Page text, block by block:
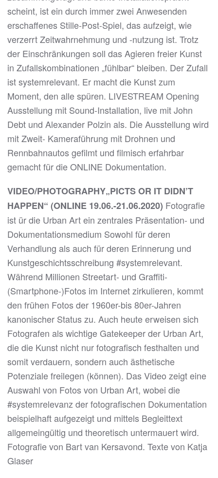
scheint, ist ein durch immer zwei Anwesenden
erschaffenes Stille-Post-Spiel, das aufzeigt, wie
verzerrt Zeitwahrnehmung und -nutzung ist. Trotz
der Einschränkungen soll das Agieren freier Kunst
in Zufallskombinationen „fühlbar“ bleiben. Der Zufall
ist systemrelevant. Er macht die Kunst zum
Moment, den alle spüren. LIVESTREAM Opening
Ausstellung mit Sound-Installation, live mit John
Debt und Alexander Polzin als. Die Ausstellung wird
mit Zweit- Kameraführung mit Drohnen und
Rennbahnautos gefilmt und filmisch erfahrbar
gemacht für die ONLINE Dokumentation.
VIDEO/PHOTOGRAPHY„PICTS OR IT DIDN’T
HAPPEN“ (ONLINE 19.06.-21.06.2020) Fotografie
ist ür die Urban Art ein zentrales Präsentation- und
Dokumentationsmedium Sowohl für deren
Verhandlung als auch für deren Erinnerung und
Kunstgeschichtsschreibung #systemrelevant.
Während Millionen Streetart- und Graffiti-
(Smartphone-)Fotos im Internet zirkulieren, kommt
den frühen Fotos der 1960er-bis 80er-Jahren
kanonischer Status zu. Auch heute erweisen sich
Fotografen als wichtige Gatekeeper der Urban Art,
die die Kunst nicht nur fotografisch festhalten und
somit verdauern, sondern auch ästhetische
Potenziale freilegen (können). Das Video zeigt eine
Auswahl von Fotos von Urban Art, wobei die
#systemrelevanz der fotografischen Dokumentation
beispielhaft aufgezeigt und mittels Begleittext
allgemeingültig und theoretisch untermauert wird.
Fotografie von Bart van Kersavond. Texte von Katja
Glaser